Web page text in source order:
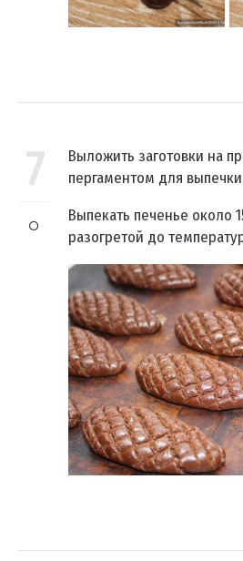
7
Выложить заготовки на
пергаментом для
Выпекать печенье около
разогретой до